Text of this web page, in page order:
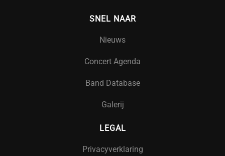
SNEL NAAR
Nieuws
Concert Agenda
Band Database
Galerij
LEGAL
Privacyverklaring